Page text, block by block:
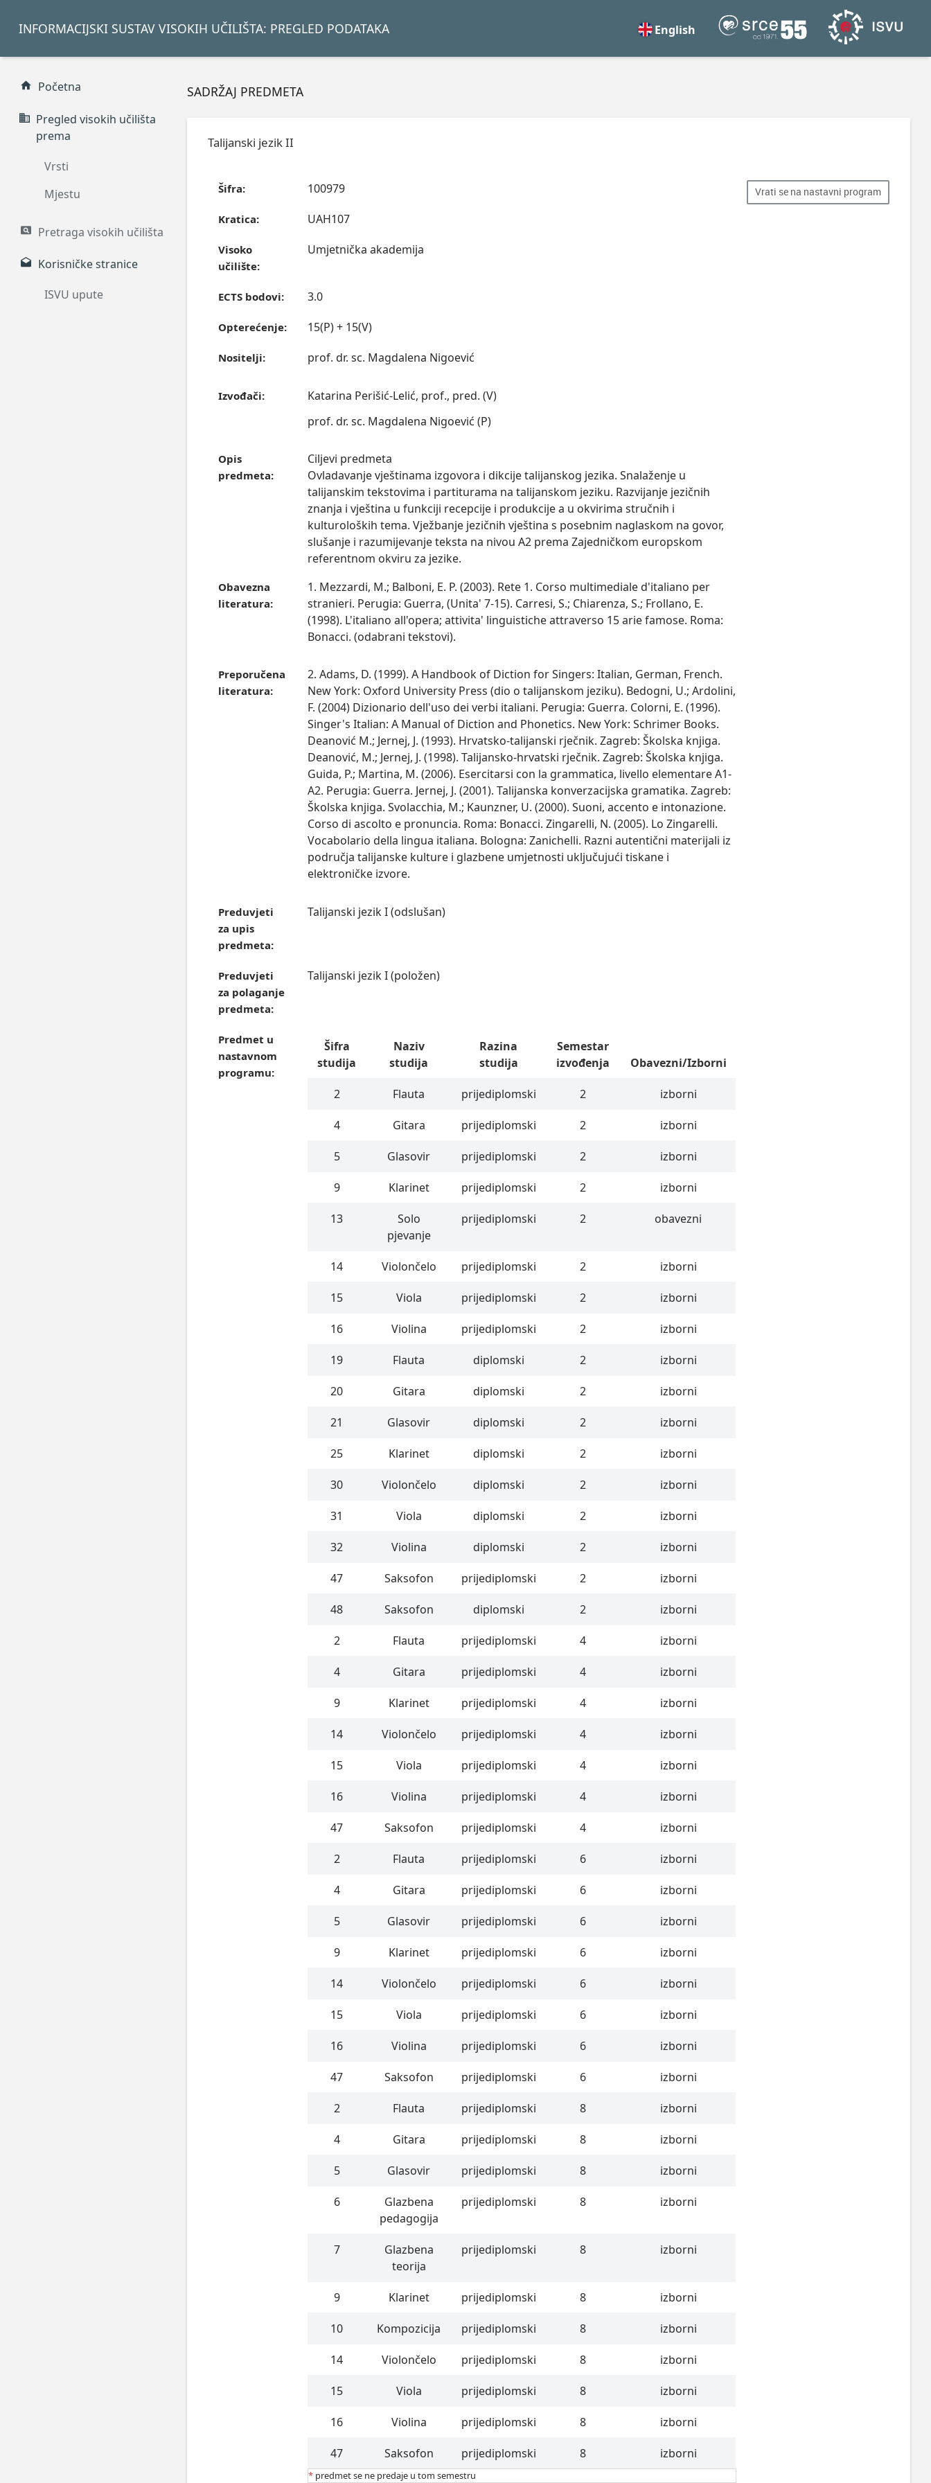
INFORMACIJSKI SUSTAV VISOKIH UČILIŠTA: PREGLED PODATAKA English
Početna
Pregled visokih učilišta
prema
Vrsti
Mjestu
Pretraga visokih učilišta
Korisničke stranice
ISVU upute
SADRŽAJ PREDMETA
Talijanski jezik II
Vrati se na nastavni program
Šifra: 100979
Kratica: UAH107
Visoko
učilište:
Umjetnička akademija
ECTS bodovi: 3.0
Opterećenje: 15(P) + 15(V)
Nositelji: prof. dr. sc. Magdalena Nigoević
Izvođači:
Katarina Perišić-Lelić, prof., pred. (V)
prof. dr. sc. Magdalena Nigoević (P)
Opis
predmeta:
Ciljevi predmeta
Ovladavanje vještinama izgovora i dikcije talijanskog jezika. Snalaženje u
talijanskim tekstovima i partiturama na talijanskom jeziku. Razvijanje jezičnih
znanja i vještina u funkciji recepcije i produkcije a u okvirima stručnih i
kulturoloških tema. Vježbanje jezičnih vještina s posebnim naglaskom na govor,
slušanje i razumijevanje teksta na nivou A2 prema Zajedničkom europskom
referentnom okviru za jezike.
Obavezna
literatura:
1. Mezzardi, M.; Balboni, E. P. (2003). Rete 1. Corso multimediale d'italiano per
stranieri. Perugia: Guerra, (Unita' 7-15). Carresi, S.; Chiarenza, S.; Frollano, E.
(1998). L'italiano all'opera; attivita' linguistiche attraverso 15 arie famose. Roma:
Bonacci. (odabrani tekstovi).
Preporučena
literatura:
2. Adams, D. (1999). A Handbook of Diction for Singers: Italian, German, French.
New York: Oxford University Press (dio o talijanskom jeziku). Bedogni, U.; Ardolini,
F. (2004) Dizionario dell'uso dei verbi italiani. Perugia: Guerra. Colorni, E. (1996).
Singer's Italian: A Manual of Diction and Phonetics. New York: Schrimer Books.
Deanović M.; Jernej, J. (1993). Hrvatsko-talijanski rječnik. Zagreb: Školska knjiga.
Deanović, M.; Jernej, J. (1998). Talijansko-hrvatski rječnik. Zagreb: Školska knjiga.
Guida, P.; Martina, M. (2006). Esercitarsi con la grammatica, livello elementare A1-
A2. Perugia: Guerra. Jernej, J. (2001). Talijanska konverzacijska gramatika. Zagreb:
Školska knjiga. Svolacchia, M.; Kaunzner, U. (2000). Suoni, accento e intonazione.
Corso di ascolto e pronuncia. Roma: Bonacci. Zingarelli, N. (2005). Lo Zingarelli.
Vocabolario della lingua italiana. Bologna: Zanichelli. Razni autentični materijali iz
područja talijanske kulture i glazbene umjetnosti uključujući tiskane i
elektroničke izvore.
Preduvjeti
za upis
predmeta:
Talijanski jezik I (odslušan)
Preduvjeti
za polaganje
predmeta:
Talijanski jezik I (položen)
Predmet u
nastavnom
programu:
Šifra
studija
Naziv
studija
Razina
studija
Semestar
izvođenja
Obavezni/Izborni
2 Flauta prijediplomski 2 izborni
4 Gitara prijediplomski 2 izborni
5 Glasovir prijediplomski 2 izborni
9 Klarinet prijediplomski 2 izborni
13
Solo
pjevanje
prijediplomski 2 obavezni
14 Violončelo prijediplomski 2 izborni
15 Viola prijediplomski 2 izborni
16 Violina prijediplomski 2 izborni
19 Flauta diplomski 2 izborni
20 Gitara diplomski 2 izborni
21 Glasovir diplomski 2 izborni
25 Klarinet diplomski 2 izborni
30 Violončelo diplomski 2 izborni
31 Viola diplomski 2 izborni
32 Violina diplomski 2 izborni
47 Saksofon prijediplomski 2 izborni
48 Saksofon diplomski 2 izborni
2 Flauta prijediplomski 4 izborni
4 Gitara prijediplomski 4 izborni
9 Klarinet prijediplomski 4 izborni
14 Violončelo prijediplomski 4 izborni
15 Viola prijediplomski 4 izborni
16 Violina prijediplomski 4 izborni
47 Saksofon prijediplomski 4 izborni
2 Flauta prijediplomski 6 izborni
4 Gitara prijediplomski 6 izborni
5 Glasovir prijediplomski 6 izborni
9 Klarinet prijediplomski 6 izborni
14 Violončelo prijediplomski 6 izborni
15 Viola prijediplomski 6 izborni
16 Violina prijediplomski 6 izborni
47 Saksofon prijediplomski 6 izborni
2 Flauta prijediplomski 8 izborni
4 Gitara prijediplomski 8 izborni
5 Glasovir prijediplomski 8 izborni
6
Glazbena
pedagogija
prijediplomski 8 izborni
7
Glazbena
teorija
prijediplomski 8 izborni
9 Klarinet prijediplomski 8 izborni
10 Kompozicija prijediplomski 8 izborni
14 Violončelo prijediplomski 8 izborni
15 Viola prijediplomski 8 izborni
16 Violina prijediplomski 8 izborni
47 Saksofon prijediplomski 8 izborni
* predmet se ne predaje u tom semestru